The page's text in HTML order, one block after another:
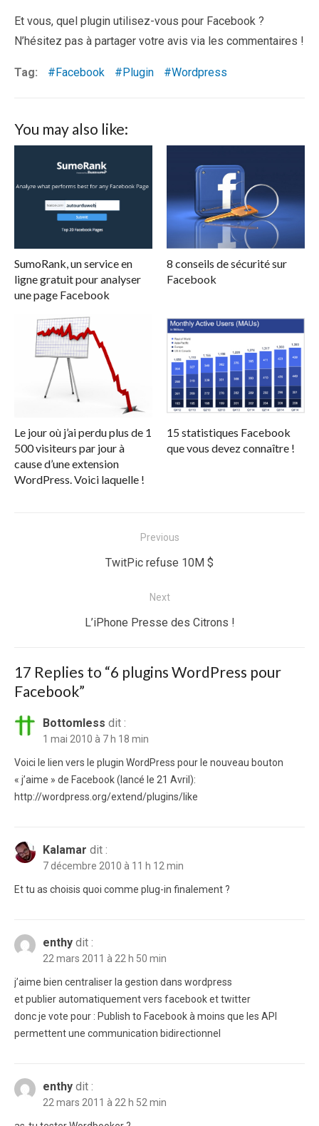
Et vous, quel plugin utilisez-vous pour Facebook ?
N’hésitez pas à partager votre avis via les commentaires !
Tag: Facebook Plugin Wordpress
You may also like:
SumoRank, un service en
ligne gratuit pour analyser
une page Facebook
8 conseils de sécurité sur
Facebook
Le jour où j’ai perdu plus de 1
500 visiteurs par jour à
cause d’une extension
WordPress. Voici laquelle !
15 statistiques Facebook
que vous devez connaître !
Previous
Previous
TwitPic refuse 10M $
Next
Next
L’iPhone Presse des Citrons !
17 Replies to “6 plugins WordPress pour
Facebook”
Bottomless dit :
1 mai 2010 à 7 h 18 min
Voici le lien vers le plugin WordPress pour le nouveau bouton
« j’aime » de Facebook (lancé le 21 Avril):
http://wordpress.org/extend/plugins/like
Kalamar dit :
7 décembre 2010 à 11 h 12 min
Et tu as choisis quoi comme plug-in finalement ?
enthy dit :
22 mars 2011 à 22 h 50 min
j’aime bien centraliser la gestion dans wordpress
et publier automatiquement vers facebook et twitter
donc je vote pour : Publish to Facebook à moins que les API
permettent une communication bidirectionnel
enthy dit :
22 mars 2011 à 22 h 52 min